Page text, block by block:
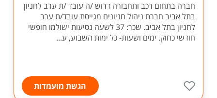
חברה בתחום רכב ותחבורה דרוש /ה עובד /ת ערב לחניון
בתל אביב חברת ניהול חניונים מגייסת עובד/ת ערב
לחניון בתל אביב. שכר: 37 לשעה נסיעות ישולמו חופשי
חודשי כחוק. ימים ושעות- כל ימות השבוע, ע...
הגשת מועמדות